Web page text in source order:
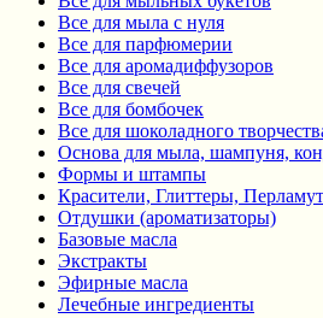
Все для мыла с нуля
Все для парфюмерии
Все для аромадиффузоров
Все для свечей
Все для бомбочек
Все для шоколадного
Основа для мыла, шампуня,
Формы и штампы
Красители, Глиттеры,
Отдушки (ароматизаторы)
Базовые масла
Экстракты
Эфирные масла
Лечебные ингредиенты